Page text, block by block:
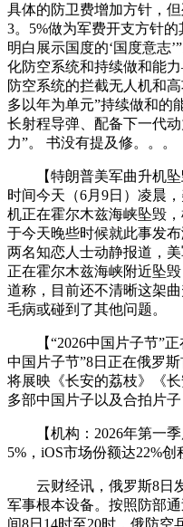
具体的防卫费增加方针，
3。5%做为军费开支方针
明白展示国度的‘国度意志
化防空系统和持续做和能
防空系统的拦截无人机和
多以年为单元”持续做和的
长射程导弹、配备下一代
力”。 书没有提及修。。。
【特朗普美军曲升机坠
时间今天（6月9日）凌晨
机正在霍尔木兹海峡坠毁
于今天晚些时候就此事发
两名知恋人士动静报道，
正在霍尔木兹海峡附近坠
道称，目前还不清晰这架
毛病或碰到了其他问题。
【“2026中国片子节”正
中国片子节”8日正在俄罗
将展映《长安的荔枝》《
多部中国片子以及合拍片
【机构：2026年第一季
5%，iOS市场份额达22%创
云财经讯，俄罗斯8日发
军事根本设备。按照防部
间8日14时至20时，俄防